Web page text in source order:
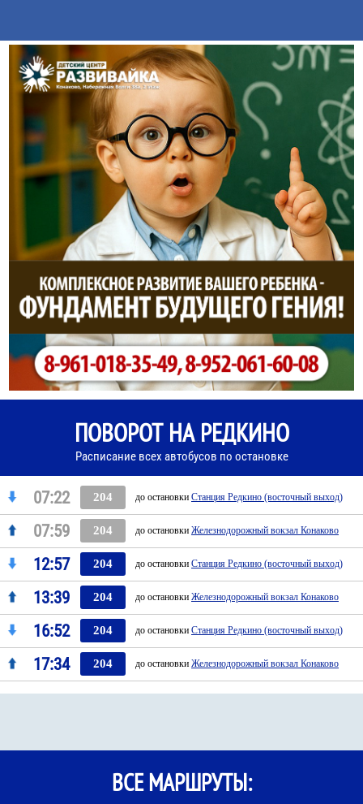
ПОВОРОТ НА РЕДКИНО
Расписание всех автобусов по остановке
07:22 204 до остановки Станция Редкино (восточный выход)
07:59 204 до остановки Железнодорожный вокзал Конаково
12:57 204 до остановки Станция Редкино (восточный выход)
13:39 204 до остановки Железнодорожный вокзал Конаково
16:52 204 до остановки Станция Редкино (восточный выход)
17:34 204 до остановки Железнодорожный вокзал Конаково
ВСЕ МАРШРУТЫ: